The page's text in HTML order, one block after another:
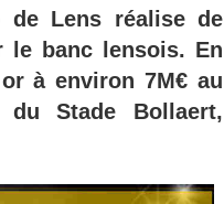
Lens réalise de
le banc lensois. En
à environ 7M€ au
du Stade Bollaert,